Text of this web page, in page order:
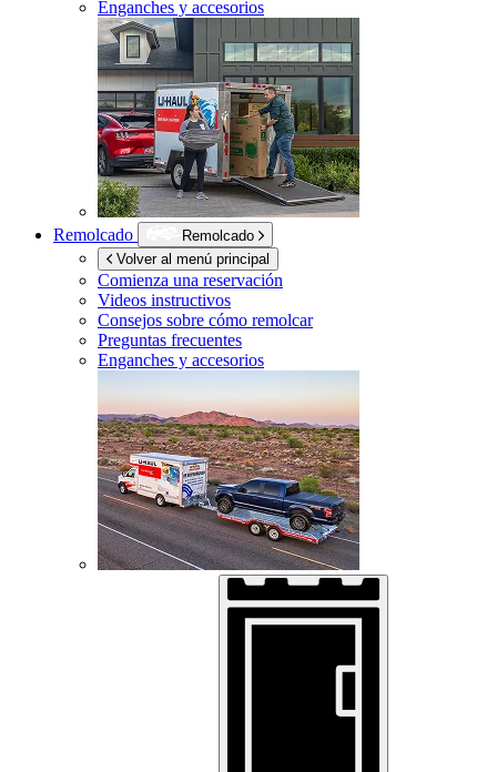
Enganches y accesorios
Remolcado
Remolcado
Volver al menú principal
Comienza una reservación
Videos instructivos
Consejos sobre cómo remolcar
Preguntas frecuentes
Enganches y accesorios